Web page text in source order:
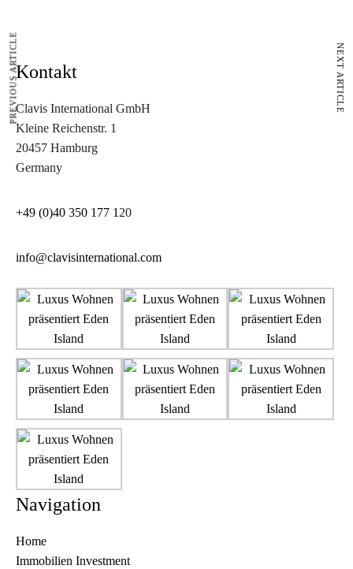
PREVIOUS ARTICLE NEXT ARTICLE
Kontakt
Clavis International GmbH
Kleine Reichenstr. 1
20457 Hamburg
Germany
+49 (0)40 350 177 1 20
info@clavisinternational.com
Navigation
Home
Immobilien Investment